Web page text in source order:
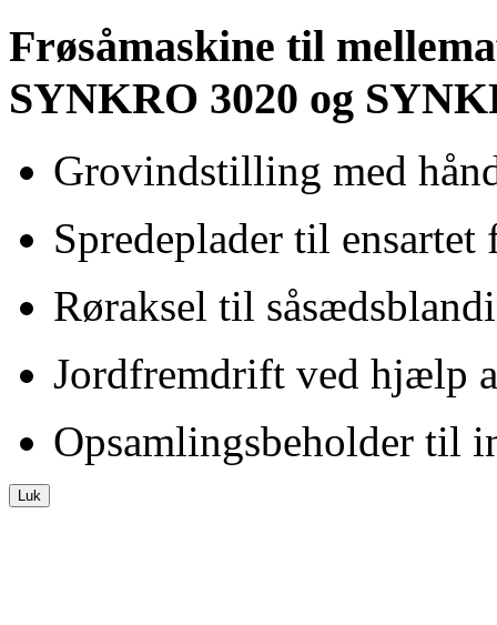
Frøsåmaskine til
SYNKRO 3020 og
Grovindstilling med
Spredeplader til
Røraksel til
Jordfremdrift ved hjælp
Opsamlingsbeholder til
Luk